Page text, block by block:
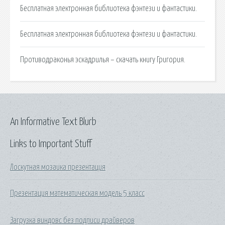
Бесплатная электронная библиотека фэнтези и фантастики.
Бесплатная электронная библиотека фэнтези и фантастики.
Противодраконья эскадрилья – скачать книгу Григория.
Links to Important Stuff
Лоскутная мозаика презентация
Презентация математическая модель 5 класс
Загрузка виндовс без подписи драйверов
An Informative Text Blurb